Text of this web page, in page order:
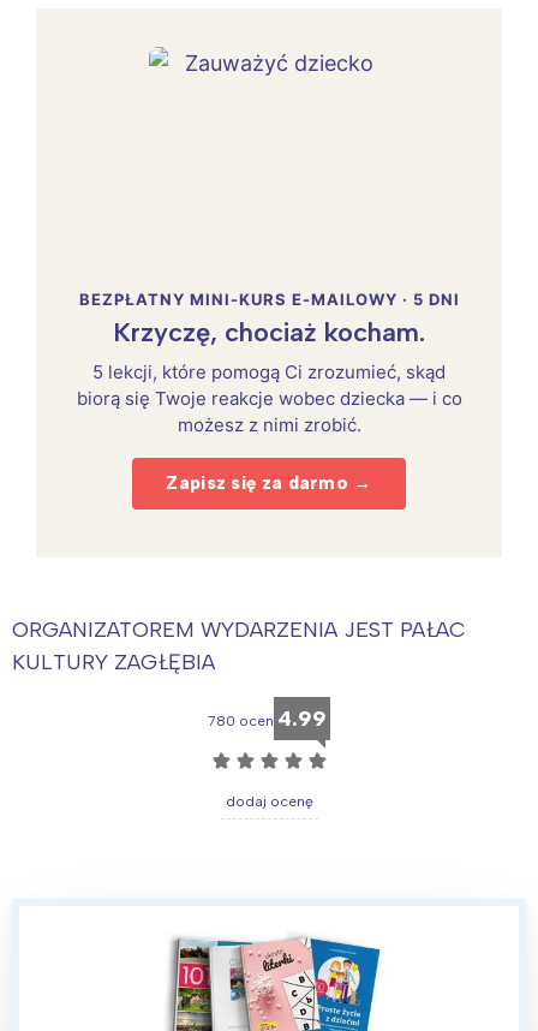
BEZPŁATNY MINI-KURS E-MAILOWY · 5 DNI
Krzyczę, chociaż kocham.
5 lekcji, które pomogą Ci zrozumieć, skąd
biorą się Twoje reakcje wobec dziecka — i co
możesz z nimi zrobić.
Zapisz się za darmo →
ORGANIZATOREM WYDARZENIA JEST PAŁAC
KULTURY ZAGŁĘBIA
780 ocen 4.99
☆ ☆ ☆ ☆ ☆
dodaj ocenę
tego regionu:
Warszawa
Śląsk